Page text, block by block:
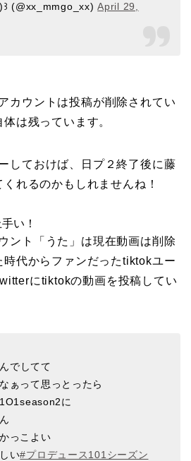
(@xx_mmgo_xx)April 29,
カウントは投稿が削除されてい
は残っています。
しておけば、日プ２終了後に藤
れるのかもしれませんね！
い！
ント「うた」は現在動画は削除
時代からファンだったtiktokユー
にtiktokの動画を投稿してい
でしてて
ぁって思っとったら
に
っこよい
い#プロデュース101シーズン